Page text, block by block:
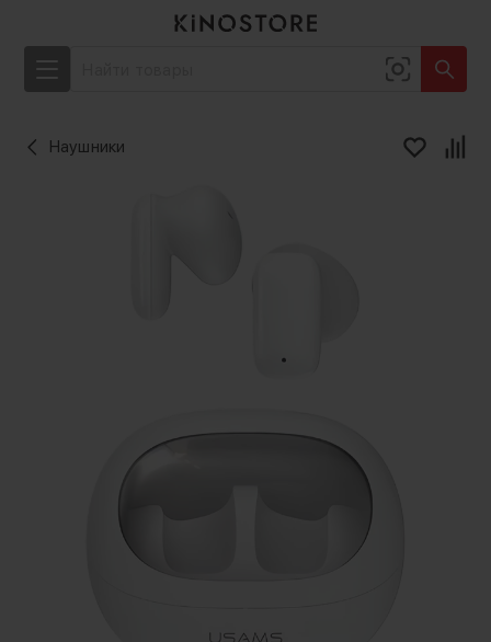
Наушники